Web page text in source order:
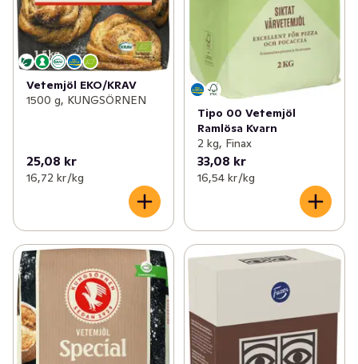
Vetemjöl EKO/KRAV
1500 g, KUNGSÖRNEN
25,08 kr
16,72 kr /kg
Tipo 00 Vetemjöl
Ramlösa Kvarn
2 kg, Finax
33,08 kr
16,54 kr /kg